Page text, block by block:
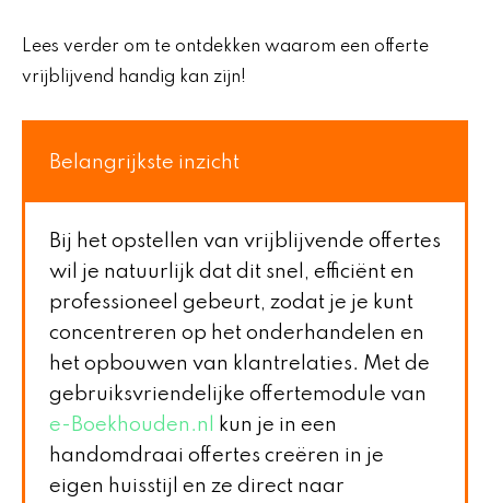
Lees verder om te ontdekken waarom een offerte
vrijblijvend handig kan zijn!
Belangrijkste inzicht
Bij het opstellen van vrijblijvende offertes
wil je natuurlijk dat dit snel, efficiënt en
professioneel gebeurt, zodat je je kunt
concentreren op het onderhandelen en
het opbouwen van klantrelaties. Met de
gebruiksvriendelijke offertemodule van
e-Boekhouden.nl
kun je in een
handomdraai offertes creëren in je
eigen huisstijl en ze direct naar